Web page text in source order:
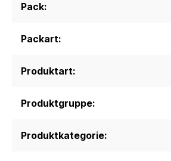
Pack:
Packart:
Produktart:
Produktgruppe:
Produktkategorie: